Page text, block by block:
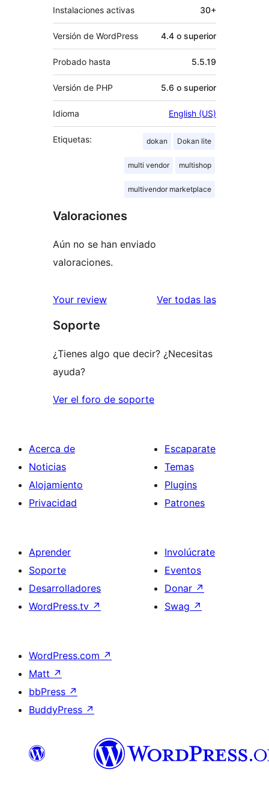
Instalaciones activas 30+
Versión de WordPress 4.4 o superior
Probado hasta 5.5.19
Versión de PHP 5.6 o superior
Idioma English (US)
Etiquetas: dokan Dokan lite
multi vendor multishop
multivendor marketplace
Valoraciones
Aún no se han enviado
valoraciones.
Your review Ver todas las
Soporte
¿Tienes algo que decir? ¿Necesitas
ayuda?
Ver el foro de soporte
Acerca de
Noticias
Alojamiento
Privacidad
Escaparate
Temas
Plugins
Patrones
Aprender
Soporte
Desarrolladores
WordPress.tv ↗
Involúcrate
Eventos
Donar ↗
Swag ↗
WordPress.com ↗
Matt ↗
bbPress ↗
BuddyPress ↗